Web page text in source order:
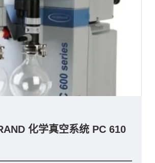
化学真空系统 PC 610